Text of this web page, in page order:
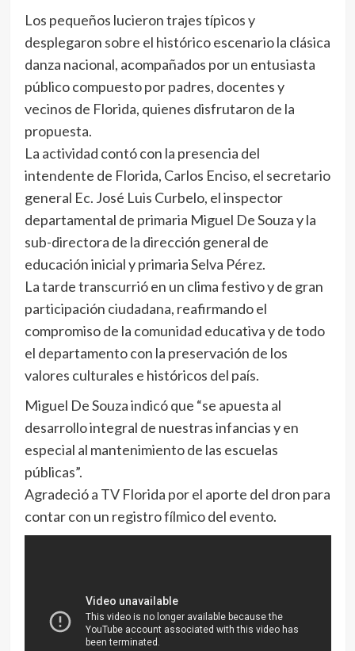
Los pequeños lucieron trajes típicos y
desplegaron sobre el histórico escenario la clásica
danza nacional, acompañados por un entusiasta
público compuesto por padres, docentes y
vecinos de Florida, quienes disfrutaron de la
propuesta.
La actividad contó con la presencia del
intendente de Florida, Carlos Enciso, el secretario
general Ec. José Luis Curbelo, el inspector
departamental de primaria Miguel De Souza y la
sub-directora de la dirección general de
educación inicial y primaria Selva Pérez.
La tarde transcurrió en un clima festivo y de gran
participación ciudadana, reafirmando el
compromiso de la comunidad educativa y de todo
el departamento con la preservación de los
valores culturales e históricos del país.
Miguel De Souza indicó que “se apuesta al
desarrollo integral de nuestras infancias y en
especial al mantenimiento de las escuelas
públicas”.
Agradeció a TV Florida por el aporte del dron para
contar con un registro fílmico del evento.